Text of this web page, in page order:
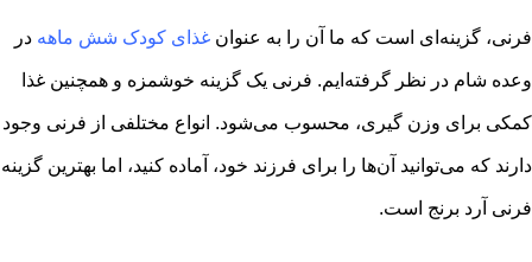
فرنی، گزینه‌ای است که ما آن را به عنوان غذای کودک شش ماهه در
وعده شام در نظر گرفته‌ایم. فرنی یک گزینه خوشمزه و همچنین غذا
کمکی برای وزن گیری، محسوب می‌شود. انواع مختلفی از فرنی وجود
دارند که می‌توانید آن‌ها را برای فرزند خود، آماده کنید، اما بهترین گزینه
فرنی آرد برنج است.